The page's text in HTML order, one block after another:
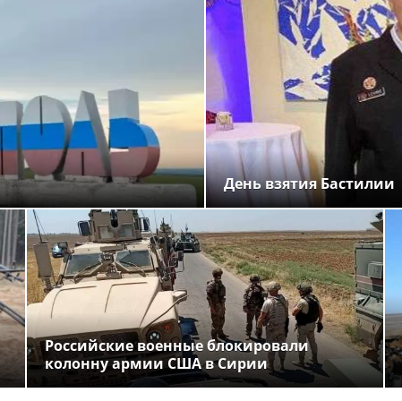
День взятия Бастилии
Российские военные блокировали
колонну армии США в Сирии